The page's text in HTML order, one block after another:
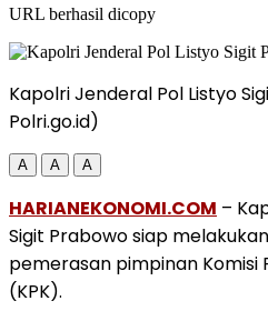
URL berhasil dicopy
Kapolri Jenderal Pol Listyo
Polri.go.id)
A A A
HARIANEKONOMI.COM –
Sigit Prabowo siap
pemerasan pimpinan Komisi
(KPK).